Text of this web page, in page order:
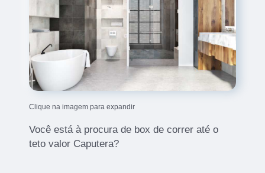
Clique na imagem para expandir
Você está à procura de box de correr até o
teto valor Caputera?